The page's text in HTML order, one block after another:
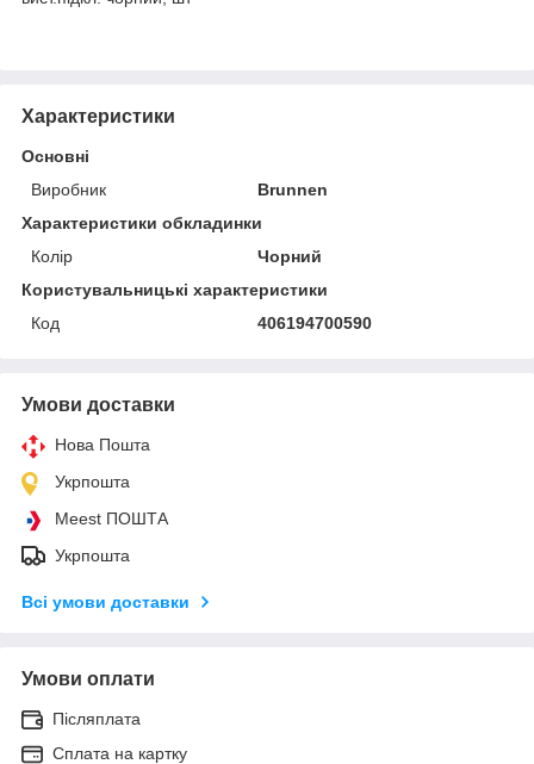
Характеристики
Основні
Виробник
Brunnen
Характеристики обкладинки
Колір
Чорний
Користувальницькі характеристики
Код
406194700590
Умови доставки
Нова Пошта
Укрпошта
Meest ПОШТА
Укрпошта
Всі умови доставки
Умови оплати
Післяплата
Сплата на картку